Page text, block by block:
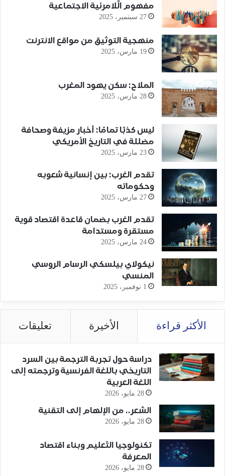
مفهوم الَّلامرئية الاجتماعية
27 سبتمبر، 2025
منهجية التوثيق من مواقع الانترنت
19 مارس، 2025
الملاح: سكن يهود المغرب
28 مارس، 2025
ليس كذبًا تمامًا: أخبار مزيفة وصحافة
مضللة في التاريخ الأمريكي
23 مارس، 2025
تقدم الغرب: بين إنسانية شعوبه
وحكوماته
27 مارس، 2025
تقدم الغرب بضمان قاعدة اقتصاد قوية
مستقرة ومستدامة
24 مارس، 2025
نيكولاي بيلسكي الرسام الروسي
المنسي
1 نوفمبر، 2025
الأكثر قراءة الأخيرة تعليقات
دراسة حول تجربة الترجمة بين السرد
التاريخي باللغة الفرنسية وترجمته إلى
اللغة العربية
28 مايو، 2026
الشعر.. من الإلهام إلى التقنية
28 مايو، 2026
تكنولوجيا التّعليم وبناء اقتصاد
المعرفة
28 مايو، 2026